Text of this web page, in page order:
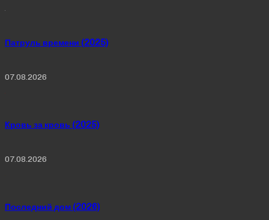
Патруль времени (2025)
07.08.2026
Кровь за кровь (2025)
07.08.2026
Последний дом (2026)